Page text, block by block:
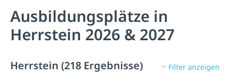
Ausbildungsplätze in
Herrstein 2026 & 2027
Herrstein (218 Ergebnisse) Filter anzeigen